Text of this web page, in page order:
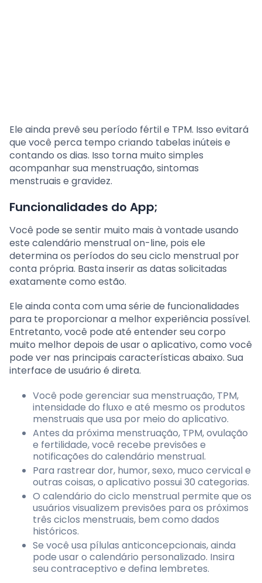
Ele ainda prevê seu período fértil e TPM. Isso evitará
que você perca tempo criando tabelas inúteis e
contando os dias. Isso torna muito simples
acompanhar sua menstruação, sintomas
menstruais e gravidez.
Funcionalidades do App;
Você pode se sentir muito mais à vontade usando
este calendário menstrual on-line, pois ele
determina os períodos do seu ciclo menstrual por
conta própria. Basta inserir as datas solicitadas
exatamente como estão.
Ele ainda conta com uma série de funcionalidades
para te proporcionar a melhor experiência possível.
Entretanto, você pode até entender seu corpo
muito melhor depois de usar o aplicativo, como você
pode ver nas principais características abaixo. Sua
interface de usuário é direta.
Você pode gerenciar sua menstruação, TPM,
intensidade do fluxo e até mesmo os produtos
menstruais que usa por meio do aplicativo.
Antes da próxima menstruação, TPM, ovulação
e fertilidade, você recebe previsões e
notificações do calendário menstrual.
Para rastrear dor, humor, sexo, muco cervical e
outras coisas, o aplicativo possui 30 categorias.
O calendário do ciclo menstrual permite que os
usuários visualizem previsões para os próximos
três ciclos menstruais, bem como dados
históricos.
Se você usa pílulas anticoncepcionais, ainda
pode usar o calendário personalizado. Insira
seu contraceptivo e defina lembretes.